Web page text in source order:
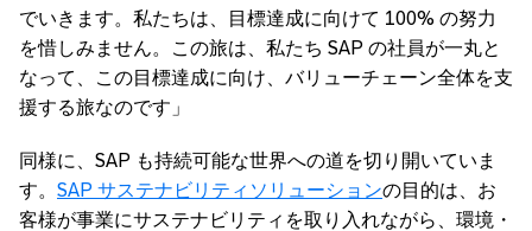
でいきます。私たちは、目標達成に向けて 100% の努力
を惜しみません。この旅は、私たち SAP の社員が一丸と
なって、この目標達成に向け、バリューチェーン全体を支
援する旅なのです」
同様に、SAP も持続可能な世界への道を切り開いていま
す。 SAP サステナビリティソリューションの目的は、お
客様が事業にサステナビリティを取り入れながら、環境・